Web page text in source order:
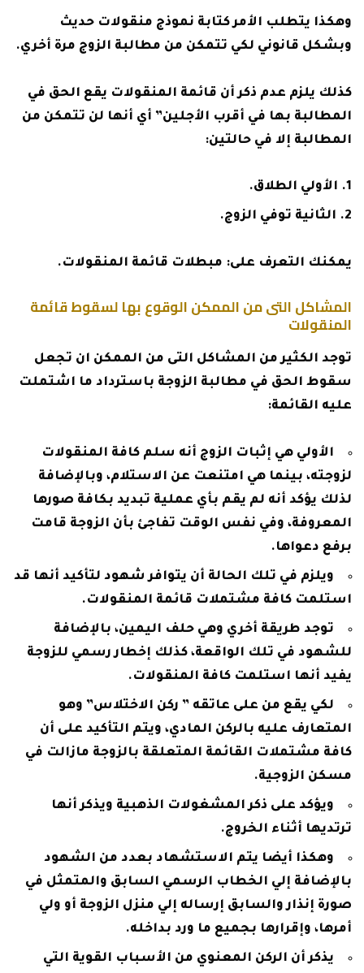
وهكذا يتطلب الأمر كتابة نموذج منقولات حديث
وبشكل قانوني لكي تتمكن من مطالبة الزوج مرة أخري.
كذلك يلزم عدم ذكر أن قائمة المنقولات يقع الحق في
المطالبة بها في أقرب الأجلين” أي أنها لن تتمكن من
المطالبة إلا في حالتين:
الأولي الطلاق.
الثانية توفي الزوج.
يمكنك التعرف على: مبطلات قائمة المنقولات.
المشاكل التى من الممكن الوقوع بها لسقوط قائمة
المنقولات
توجد الكثير من المشاكل التى من الممكن ان تجعل
سقوط الحق في مطالبة الزوجة باسترداد ما اشتملت
عليه القائمة:
الأولي هي إثبات الزوج أنه سلم كافة المنقولات
لزوجته، بينما هي امتنعت عن الاستلام، وبالإضافة
لذلك يؤكد أنه لم يقم بأي عملية تبديد بكافة صورها
المعروفة، وفي نفس الوقت تفاجئ بأن الزوجة قامت
برفع دعواها.
ويلزم في تلك الحالة أن يتوافر شهود لتأكيد أنها قد
استلمت كافة مشتملات قائمة المنقولات.
توجد طريقة أخري وهي حلف اليمين، بالإضافة
للشهود في تلك الواقعة، كذلك إخطار رسمي للزوجة
يفيد أنها استلمت كافة المنقولات.
لكي يقع من على عاتقه ” ركن الاختلاس” وهو
المتعارف عليه بالركن المادي، ويتم التأكيد على أن
كافة مشتملات القائمة المتعلقة بالزوجة مازالت في
مسكن الزوجية.
ويؤكد على ذكر المشغولات الذهبية ويذكر أنها
ترتديها أثناء الخروج.
وهكذا أيضا يتم الاستشهاد بعدد من الشهود
بالإضافة إلي الخطاب الرسمي السابق والمتمثل في
صورة إنذار والسابق إرساله إلي منزل الزوجة أو ولي
أمرها، وإقرارها بجميع ما ورد بداخله.
يذكر أن الركن المعنوي من الأسباب القوية التي